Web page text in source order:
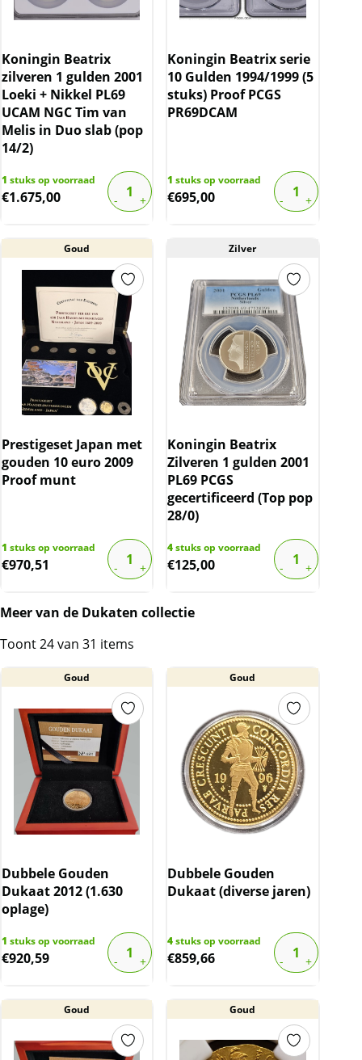
Koningin Beatrix
zilveren 1 gulden 2001
Loeki + Nikkel PL69
UCAM NGC Tim van
Melis in Duo slab (pop
14/2)
1 stuks op voorraad
€1.675,00
Koningin Beatrix serie
10 Gulden 1994/1999 (5
stuks) Proof PCGS
PR69DCAM
1 stuks op voorraad
€695,00
Goud
Prestigeset Japan met
gouden 10 euro 2009
Proof munt
1 stuks op voorraad
€970,51
Zilver
Koningin Beatrix
Zilveren 1 gulden 2001
PL69 PCGS
gecertificeerd (Top pop
28/0)
4stuks op voorraad
€125,00
Meer van de Dukaten collectie
Toont 24 van 31 items
Goud
Dubbele Gouden
Dukaat 2012 (1.630
oplage)
1 stuks op voorraad
€920,59
Goud
Dubbele Gouden
Dukaat (diverse jaren)
4stuks op voorraad
€859,66
Goud Goud